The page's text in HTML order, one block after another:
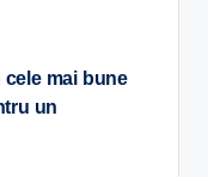
mai bune
un